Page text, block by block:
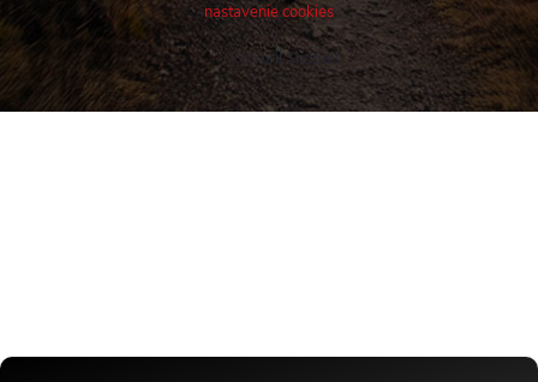
Vytvoril Shoptet
nastavenie cookies